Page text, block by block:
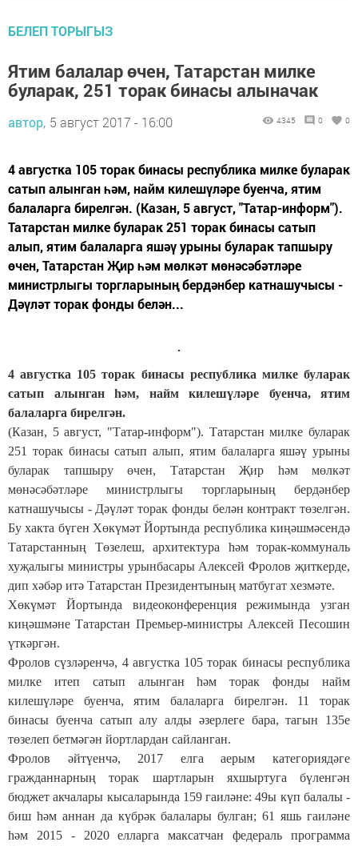
БЕЛЕП ТОРЫГЫЗ
Ятим балалар өчен, Татарстан милке
буларак, 251 торак бинасы алыначак
автор, 5 август 2017 - 16:00 4345 0 0
4 августка 105 торак бинасы республика милке буларак
сатып алынган һәм, найм килешүләре буенча, ятим
балаларга бирелгән. (Казан, 5 август, "Татар-информ").
Татарстан милке буларак 251 торак бинасы сатып
алып, ятим балаларга яшәү урыны буларак тапшыру
өчен, Татарстан Җир һәм мөлкәт мөнәсәбәтләре
министрлыгы торгларының бердәнбер катнашучысы -
Дәүләт торак фонды белән...
4 августка 105 торак бинасы республика милке буларак
сатып алынган һәм, найм килешүләре буенча, ятим
балаларга бирелгән.
(Казан, 5 август, "Татар-информ"). Татарстан милке буларак
251 торак бинасы сатып алып, ятим балаларга яшәү урыны
буларак тапшыру өчен, Татарстан Җир һәм мөлкәт
мөнәсәбәтләре министрлыгы торгларының бердәнбер
катнашучысы - Дәүләт торак фонды белән контракт төзелгән.
Бу хакта бүген Хөкүмәт Йортында республика киңәшмәсендә
Татарстанның Төзелеш, архитектура һәм торак-коммуналь
хуҗалыгы министры урынбасары Алексей Фролов җиткерде,
дип хәбәр итә Татарстан Президентының матбугат хезмәте.
Хөкүмәт Йортында видеоконференция режимында узган
киңәшмәне Татарстан Премьер-министры Алексей Песошин
үткәргән.
Фролов сүзләренчә, 4 августка 105 торак бинасы республика
милке итеп сатып алынган һәм торак фонды найм
килешүләре буенча, ятим балаларга бирелгән. 11 торак
бинасы буенча сатып алу алды әзерлеге бара, тагын 135е
төзелеп бетмәгән йортлардан сайланган.
Фролов әйтүенчә, 2017 елга аерым категориядәге
гражданнарның торак шартларын яхшыртуга бүленгән
бюджет акчалары кысаларында 159 гаиләне: 49ы күп балалы -
биш һәм аннан да күбрәк балалары булган; 61 яшь гаиләне
һәм 2015 - 2020 елларга максатчан федераль программа